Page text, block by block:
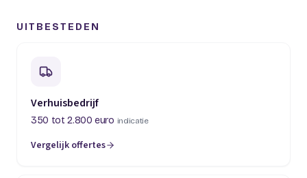
UITBESTEDEN
Verhuisbedrijf
350 tot 2.800 euro indicatie
Vergelijk offertes
(opent in een nieuw tabblad)